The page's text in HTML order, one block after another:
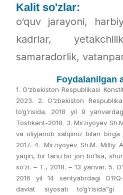
Kalit so'zlar:
o‘quv jarayoni,
kadrlar,
samaradorlik,
Foydalanilgan
1. O‘zbekiston Respublikasi
2023. 2. O‘zbekiston
to‘g‘risida. 2018 yil 9
Toshkent-2018. 3. Mirziyoyev
va oliyjanob xalqimiz bilan birga
2017. 4. Mirziyoyev Sh.M. Milliy
yaqin, bir tanu bir jon bo‘lsa,
so‘zi. – T., 2018. – 13 yanvar. 5.
2016 yil 14 sentyabrdagi
davlat siyosati